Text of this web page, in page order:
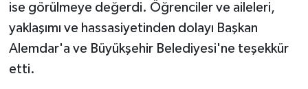
ise görülmeye değerdi. Öğrenciler ve aileleri,
yaklaşımı ve hassasiyetinden dolayı Başkan
Alemdar'a ve Büyükşehir Belediyesi'ne teşekkür
etti.